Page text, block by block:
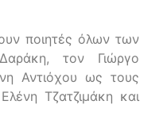
ποιητές όλων των
τον Γιώργο
Αντιόχου ως τους
Τζατζιμάκη και